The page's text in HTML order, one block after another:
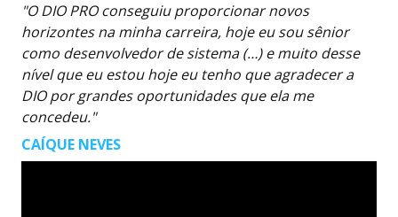
"O DIO PRO conseguiu proporcionar novos
horizontes na minha carreira, hoje eu sou sênior
como desenvolvedor de sistema (…) e muito desse
nível que eu estou hoje eu tenho que agradecer a
DIO por grandes oportunidades que ela me
concedeu."
CAÍQUE NEVES